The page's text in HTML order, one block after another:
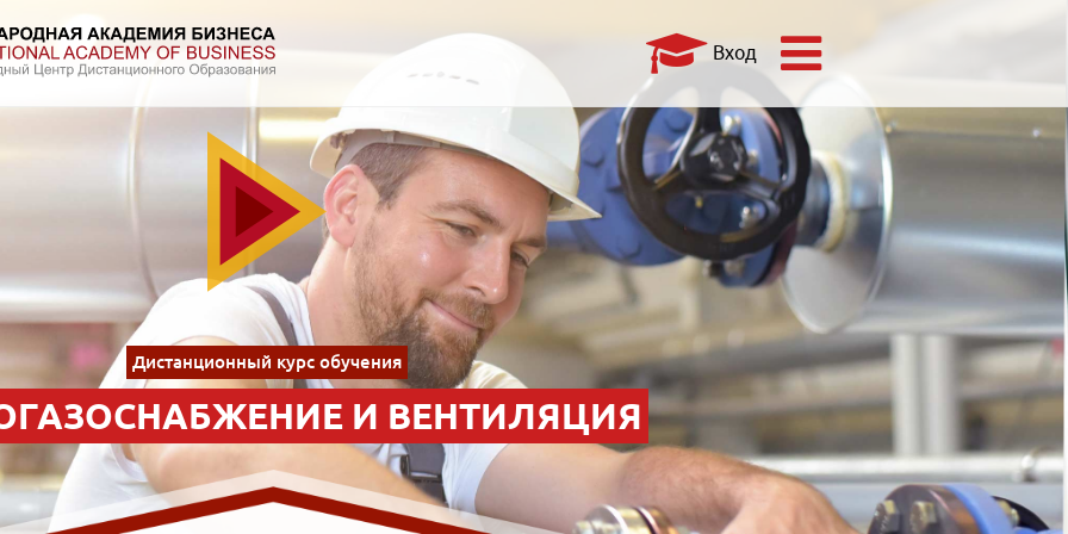
Вход
Дистанционный курс обучения
И ВЕНТИЛЯЦИЯ